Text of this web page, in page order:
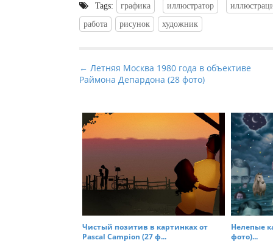
Tags: графика иллюстратор
работа
рисунок художник
P
o
t
n
a
a
t
← Летняя Москва 1980 года в объективе
Раймона Депардона (28 фото)
Чистый позитив в картинках от
Pascal Campion (27 ф...
Нелепые
фото)...